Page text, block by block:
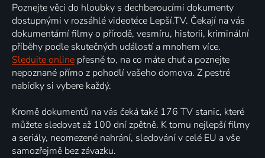
Poznejte věci do hloubky s dechberoucími dokumenty
dostupnými v rozsáhlé videotéce Lepší.TV. Čekají na vás
dokumentární filmy o přírodě, vesmíru, historii, kriminální
příběhy podle skutečných událostí a mnohem více.
Sledujte online přesně to, na co máte chuť a poznejte
nepoznané přímo z pohodlí vašeho domova. Z pestré
nabídky si vybere každý.
Kromě dokumentů na vás čeká také 176 TV stanic, které
můžete sledovat až 100 dní zpětně. K tomu nejlepší filmy
a seriály, neomezené nahrání, sledování v celé EU a vše
samozřejmě bez závazku.